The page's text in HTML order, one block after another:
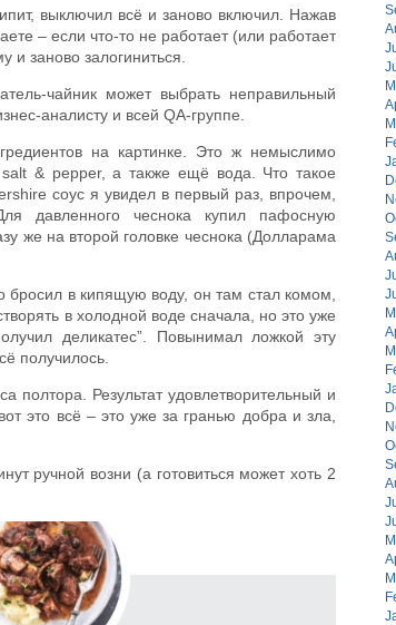
выключил всё и заново включил. Нажав
– если что-то не работает (или работает
и заново залогиниться.
чайник может выбрать неправильный
аналисту и всей QA-группе.
на картинке. Это ж немыслимо
& pepper, а также ещё вода. Что такое
соус я увидел в первый раз, впрочем,
давленного чеснока купил пафосную
же на второй головке чеснока (Долларама
бросил в кипящую воду, он там стал комом,
в холодной воде сначала, но это уже
деликатес”. Повынимал ложкой эту
получилось.
полтора. Результат удовлетворительный и
это всё – это уже за гранью добра и зла,
ручной возни (а готовиться может хоть 2